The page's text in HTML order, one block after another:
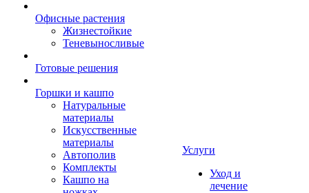
Офисные растения
Жизнестойкие
Теневыносливые
Готовые решения
Горшки и кашпо
Натуральные
материалы
Искусственные
материалы
Автополив
Комплекты
Кашпо на
Услуги
Уход и
лечение